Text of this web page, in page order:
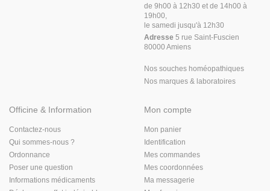
de 9h00 à 12h30 et de 14h00 à
19h00,
le samedi jusqu'à 12h30
Adresse 5 rue Saint-Fuscien
80000 Amiens
Nos souches homéopathiques
Nos marques & laboratoires
Officine & Information
Contactez-nous
Qui sommes-nous ?
Ordonnance
Poser une question
Informations médicaments
Mon compte
Mon panier
Identification
Mes commandes
Mes coordonnées
Ma messagerie